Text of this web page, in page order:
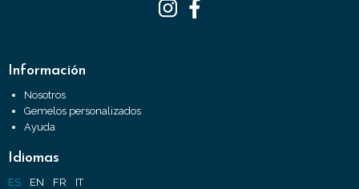
Información
Nosotros
Gemelos personalizados
Ayuda
Idiomas
ES EN FR IT